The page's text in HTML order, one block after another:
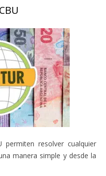
resolver cualquier
manera simple y desde la